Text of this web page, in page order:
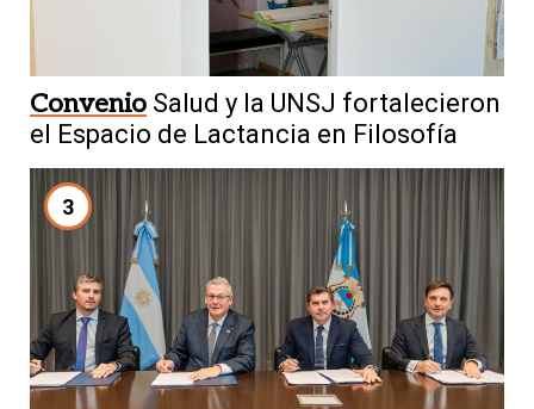
Convenio Salud y la UNSJ fortalecieron
el Espacio de Lactancia en Filosofía
3